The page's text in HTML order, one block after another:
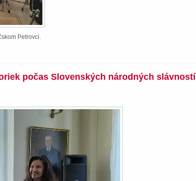
Petrovci.
počas Slovenských národných slávností